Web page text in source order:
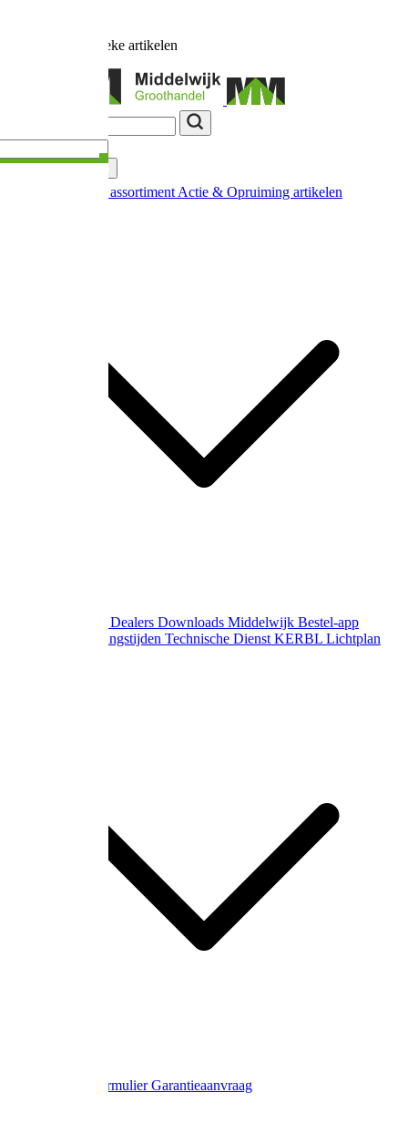
unieke artikelen
Nieuw in ons assortiment Actie & Opruiming artikelen
Dealers Downloads Middelwijk Bestel-app
Gewijzigde openingstijden Technische Dienst KERBL Lichtplan
RetourformulierGarantieaanvraag